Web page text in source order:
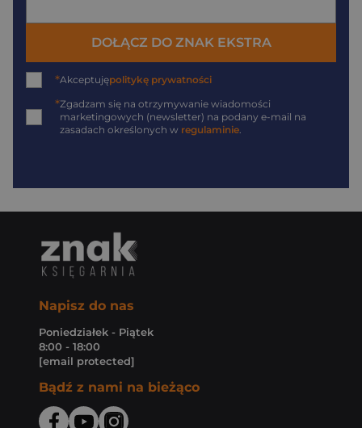
DOŁĄCZ DO ZNAK EKSTRA
*Akceptujępolitykę prywatności
*Zgadzam się na otrzymywanie wiadomości
marketingowych (newsletter) na podany e-mail na
zasadach określonych w regulaminie.
Napisz do nas
Poniedziałek - Piątek
8:00 - 18:00
[email protected]
Bądź z nami na bieżąco